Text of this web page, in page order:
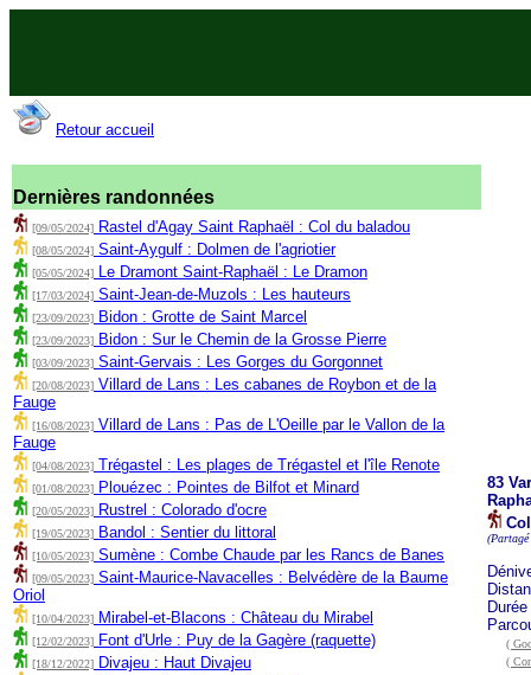
Retour accueil
Dernières randonnées
[09/05/2024] Rastel d'Agay Saint Raphaël : Col du baladou
[08/05/2024] Saint-Aygulf : Dolmen de l'agriotier
[05/05/2024] Le Dramont Saint-Raphaël : Le Dramon
[17/03/2024] Saint-Jean-de-Muzols : Les hauteurs
[23/09/2023] Bidon : Grotte de Saint Marcel
[23/09/2023] Bidon : Sur le Chemin de la Grosse Pierre
[03/09/2023] Saint-Gervais : Les Gorges du Gorgonnet
[20/08/2023] Villard de Lans : Les cabanes de Roybon et de la
Fauge
[16/08/2023] Villard de Lans : Pas de L'Oeille par le Vallon de la
Fauge
[04/08/2023] Trégastel : Les plages de Trégastel et l'île Renote
[01/08/2023] Plouézec : Pointes de Bilfot et Minard
[20/05/2023] Rustrel : Colorado d'ocre
[19/05/2023] Bandol : Sentier du littoral
[10/05/2023] Sumène : Combe Chaude par les Rancs de Banes
[09/05/2023] Saint-Maurice-Navacelles : Belvédère de la Baume
Oriol
[10/04/2023] Mirabel-et-Blacons : Château du Mirabel
[12/02/2023] Font d'Urle : Puy de la Gagère (raquette)
[18/12/2022] Divajeu : Haut Divajeu
83
(
(